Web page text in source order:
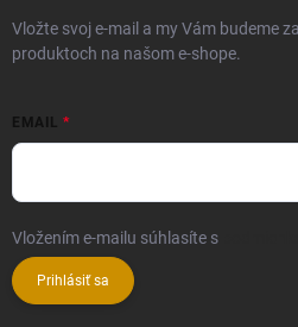
Vložte svoj e-mail a my Vám budeme
produktoch na našom e-shope.
EMAIL
Vložením e-mailu súhlasíte s
Prihlásiť sa